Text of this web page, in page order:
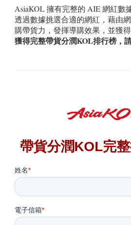
AsiaKOL 擁有完整的 AIE 網紅數
透過數據挑選合適的網紅，藉由
購帶貨力，發揮導購效果，並獲
獲得完整帶貨分潤KOL排行榜，